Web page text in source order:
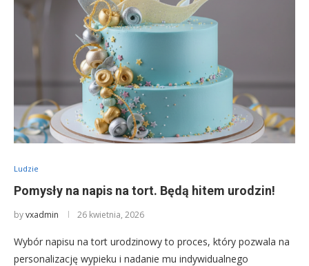
Ludzie
Pomysły na napis na tort. Będą hitem urodzin!
byvxadmin 26 kwietnia, 2026
Wybór napisu na tort urodzinowy to proces, który pozwala na
personalizację wypieku i nadanie mu indywidualnego